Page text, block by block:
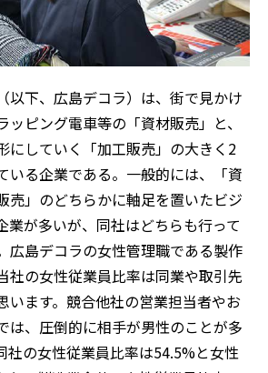
以下、広島デコラ）は、街で見かけ
ッピング電車等の「資材販売」と、
にしていく「加工販売」の大きく2
いる企業である。一般的には、「資
売」のどちらかに軸足を置いたビジ
業が多いが、同社はどちらも行って
広島デコラの女性管理職である製作
社の女性従業員比率は同業や取引先
います。競合他社の営業担当者やお
は、圧倒的に相手が男性のことが多
社の女性従業員比率は54.5%と女性